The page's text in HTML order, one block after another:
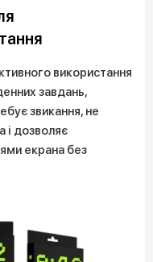
використання
завдань,
звикання, не
і дозволяє
екрана без